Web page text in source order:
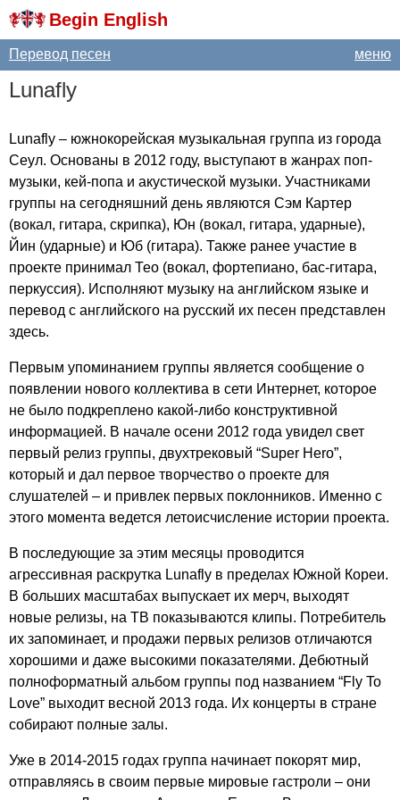
Begin English
меню
Перевод песен
Lunafly
Lunafly – южнокорейская музыкальная группа из города
Сеул. Основаны в 2012 году, выступают в жанрах поп-
музыки, кей-попа и акустической музыки. Участниками
группы на сегодняшний день являются Сэм Картер
(вокал, гитара, скрипка), Юн (вокал, гитара, ударные),
Йин (ударные) и Юб (гитара). Также ранее участие в
проекте принимал Тео (вокал, фортепиано, бас-гитара,
перкуссия). Исполняют музыку на английском языке и
перевод с английского на русский их песен представлен
здесь.
Первым упоминанием группы является сообщение о
появлении нового коллектива в сети Интернет, которое
не было подкреплено какой-либо конструктивной
информацией. В начале осени 2012 года увидел свет
первый релиз группы, двухтрековый “Super Hero”,
который и дал первое творчество о проекте для
слушателей – и привлек первых поклонников. Именно с
этого момента ведется летоисчисление истории проекта.
В последующие за этим месяцы проводится
агрессивная раскрутка Lunafly в пределах Южной Кореи.
В больших масштабах выпускает их мерч, выходят
новые релизы, на ТВ показываются клипы. Потребитель
их запоминает, и продажи первых релизов отличаются
хорошими и даже высокими показателями. Дебютный
полноформатный альбом группы под названием “Fly To
Love” выходит весной 2013 года. Их концерты в стране
собирают полные залы.
Уже в 2014-2015 годах группа начинает покорят мир,
отправляясь в своим первые мировые гастроли – они